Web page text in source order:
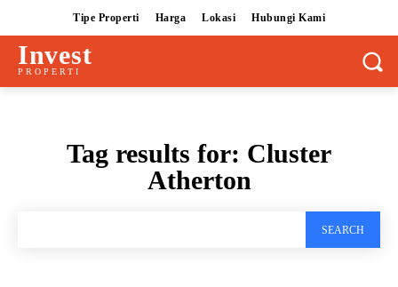
Tipe Properti Harga Lokasi Hubungi Kami
Invest
PROPERTI
Tag results for: Cluster
Atherton
SEARCH